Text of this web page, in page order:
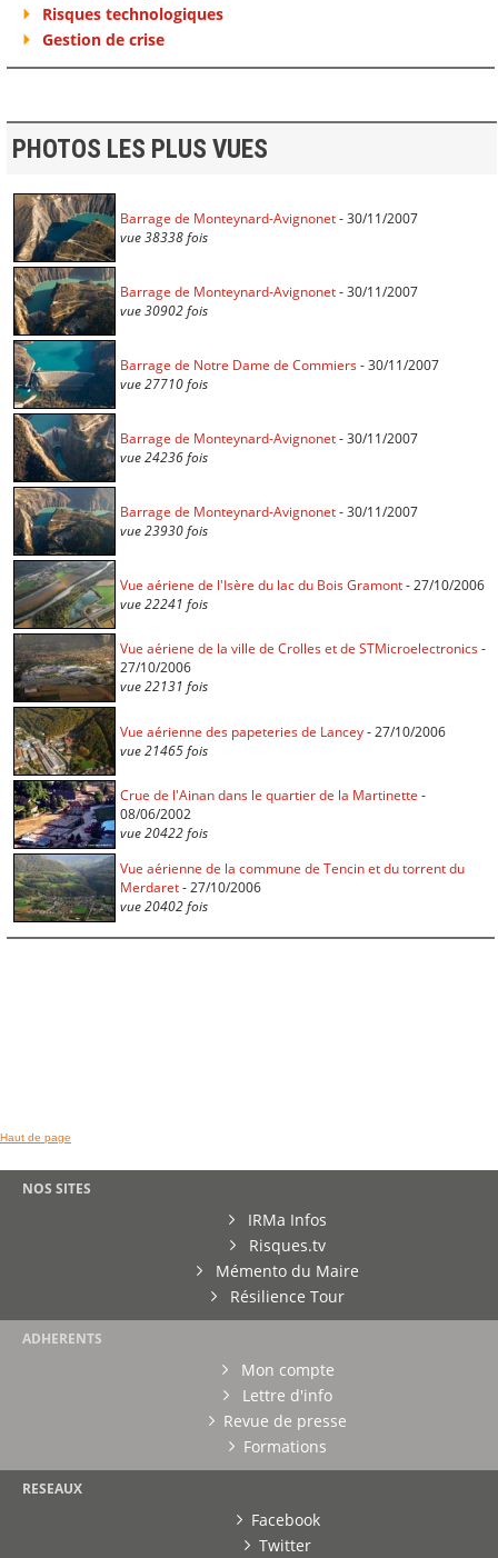
Risques technologiques
Gestion de crise
PHOTOS LES PLUS VUES
Barrage de Monteynard-Avignonet- 30/11/2007
vue 38338 fois
Barrage de Monteynard-Avignonet- 30/11/2007
vue 30902 fois
Barrage de Notre Dame de Commiers- 30/11/2007
vue 27710 fois
Barrage de Monteynard-Avignonet- 30/11/2007
vue 24236 fois
Barrage de Monteynard-Avignonet- 30/11/2007
vue 23930 fois
Vue aériene de l'Isère du lac du Bois Gramont- 27/10/2006
vue 22241 fois
Vue aériene de la ville de Crolles et de STMicroelectronics-
27/10/2006
vue 22131 fois
Vue aérienne des papeteries de Lancey- 27/10/2006
vue 21465 fois
Crue de l'Ainan dans le quartier de la Martinette -
08/06/2002
vue 20422 fois
Vue aérienne de la commune de Tencin et du torrent du
Merdaret- 27/10/2006
vue 20402 fois
Haut de page
NOS SITES
IRMa Infos
Risques.tv
Mémento du Maire
Résilience Tour
ADHERENTS
Mon compte
Lettre d'info
Revue de presse
Formations
RESEAUX
Facebook
Twitter